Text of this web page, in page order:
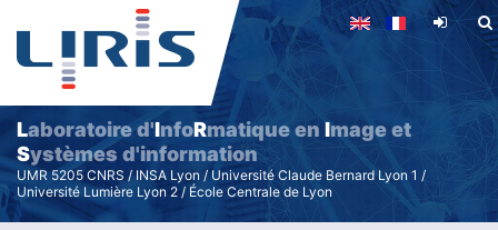
Aller
contenu
principal
Laboratoire d'InfoRmatique en Image et
Systèmes d'information
UMR 5205 CNRS / INSA Lyon / Université Claude Bernard Lyon 1 /
Université Lumière Lyon 2 / École Centrale de Lyon